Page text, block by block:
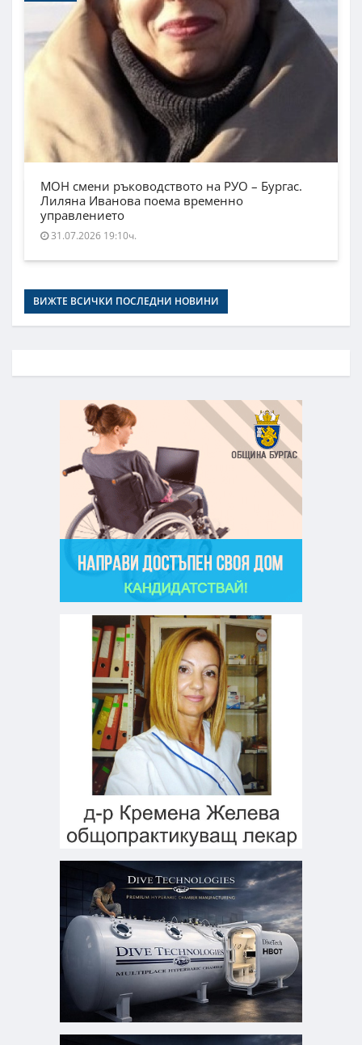
МОН смени ръководството на РУО – Бургас.
Лиляна Иванова поема временно
управлението
31.07.2026 19:10ч.
ВИЖТЕ ВСИЧКИ ПОСЛЕДНИ НОВИНИ